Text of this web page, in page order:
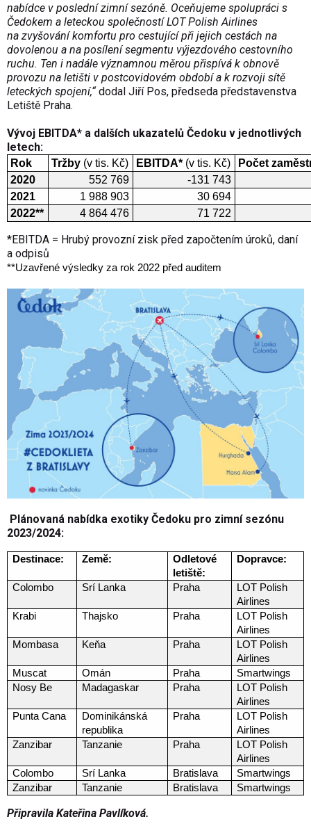
nabídce v poslední zimní sezóně. Oceňujeme spolupráci s
Čedokem a leteckou společností LOT Polish Airlines
na zvyšování komfortu pro cestující při jejich cestách na
dovolenou a na posílení segmentu výjezdového cestovního
ruchu. Ten i nadále významnou měrou přispívá k obnově
provozu na letišti v postcovidovém období a k rozvoji sítě
leteckých spojení,“dodal Jiří Pos, předseda představenstva
Letiště Praha.
Vývoj EBITDA* a dalších ukazatelů Čedoku v jednotlivých
letech:
Rok Tržby (v tis. Kč) EBITDA* (v tis. Kč)
Počet
2020
552 769
-131 743
2021
1 988 903
30 694
2022**
4 864 476 71 722
*EBITDA = Hrubý provozní zisk před započtením úroků, daní
a odpisů
**Uzavřené výsledky za rok 2022 před auditem
Plánovaná nabídka exotiky Čedoku pro zimní sezónu
2023/2024:
Destinace: Země:
Odletové
letiště:
Dopravce:
Colombo Srí Lanka Praha
LOT Polish
Airlines
Krabi
Thajsko Praha
LOT Polish
Airlines
Mombasa
Keňa Praha
LOT Polish
Airlines
Muscat
Omán Praha
Smartwings
Nosy Be
Madagaskar Praha
LOT Polish
Airlines
Punta Cana
Dominikánská
republika
Praha
LOT Polish
Airlines
Zanzibar
Tanzanie Praha
LOT Polish
Airlines
Colombo
Srí Lanka Bratislava
Smartwings
Zanzibar
Tanzanie Bratislava Smartwings
Připravila Kateřina Pavlíková.